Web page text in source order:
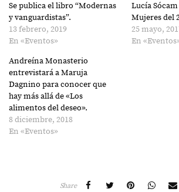
Se publica el libro “Modernas
y vanguardistas”.
13 febrero, 2019
En «Eventos»
Lucía
Mujeres del
25 mayo,
En
Andreína Monasterio
entrevistará a Maruja
Dagnino para conocer que
hay más allá de «Los
alimentos del deseo».
8 diciembre, 2018
En «Eventos»
Share